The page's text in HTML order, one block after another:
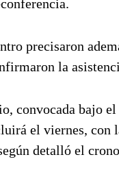
precisaron
la
convocada bajo
el viernes,
detalló el